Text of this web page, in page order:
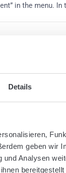
Details
geben wir
Analysen
in the menu. In
based logistics
you can create